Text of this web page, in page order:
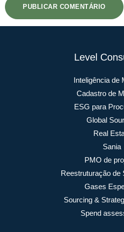
Level
Inteligência de
Cadastro de
ESG para
Global
Real
Sania
PMO de
Reestruturação de
Gases
Sourcing &
Spend